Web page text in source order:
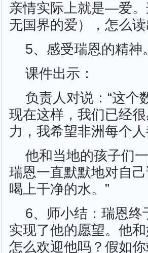
亲情实际上就是—爱
无国界的爱），怎么
5、感受瑞恩的精神
课件出示：
负责人对说：“这个
现在这样，我们已经
力，我希望非洲每个
他和当地的孩子们
瑞恩一直默默地对自
喝上干净的水。”
6、师小结：瑞恩
实现了他的愿望。他
怎么欢迎他吗？假如